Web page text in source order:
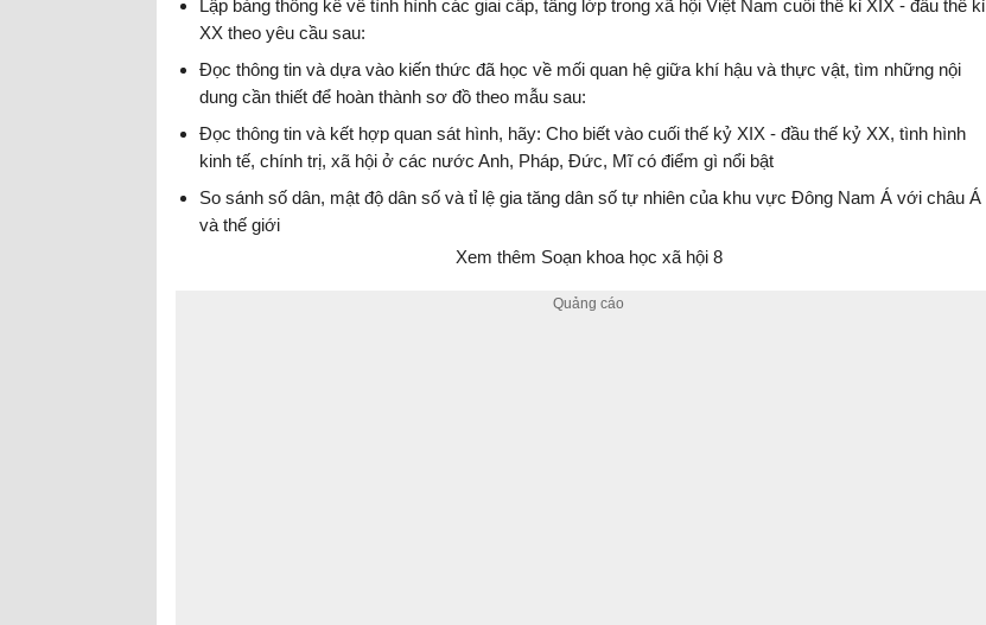
Lập bảng thống kê về tình hình các giai cấp, tầng lớp trong xã hội Việt Nam cuối thế kỉ XIX - đầu thế kỉ
XX theo yêu cầu sau:
Đọc thông tin và dựa vào kiến thức đã học về mối quan hệ giữa khí hậu và thực vật, tìm những nội
dung cần thiết để hoàn thành sơ đồ theo mẫu sau:
Đọc thông tin và kết hợp quan sát hình, hãy: Cho biết vào cuối thế kỷ XIX - đầu thế kỷ XX, tình hình
kinh tế, chính trị, xã hội ở các nước Anh, Pháp, Đức, Mĩ có điểm gì nổi bật
So sánh số dân, mật độ dân số và tỉ lệ gia tăng dân số tự nhiên của khu vực Đông Nam Á với châu Á
và thế giới
Xem thêm Soạn khoa học xã hội 8